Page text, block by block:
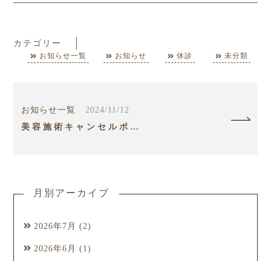
カテゴリー
お知らせ一覧 お知らせ 休診 未分類
お知らせ一覧
2024/11/12
美容施術キャンセルポリシーについて
月別アーカイブ
2026年7月 (2)
2026年6月 (1)